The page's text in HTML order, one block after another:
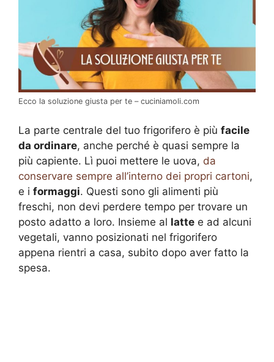
Ecco la soluzione giusta per te – cuciniamoli.com
La parte centrale del tuo frigorifero è più facile
da ordinare, anche perché è quasi sempre la
più capiente. Lì puoi mettere le uova, da
conservare sempre all’interno dei propri cartoni,
e i formaggi. Questi sono gli alimenti più
freschi, non devi perdere tempo per trovare un
posto adatto a loro. Insieme al latte e ad alcuni
vegetali, vanno posizionati nel frigorifero
appena rientri a casa, subito dopo aver fatto la
spesa.